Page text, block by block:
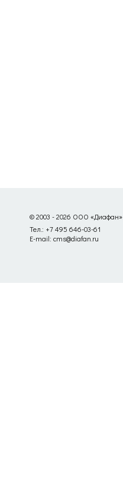
© 2003 - 2026 ООО «Диафан»
Тел.: +7 495 646-03-61
E-mail: cms@diafan.ru